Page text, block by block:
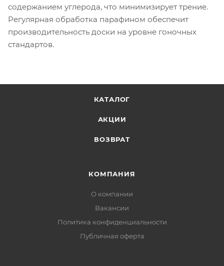
содержанием углерода, что минимизирует трение.
Регулярная обработка парафином обеспечит
производительность доски на уровне гоночных
стандартов.
КАТАЛОГ
АКЦИИ
ВОЗВРАТ
КОМПАНИЯ
О компании
Вакансии
Политика конфиденциальности
Публичная оферта